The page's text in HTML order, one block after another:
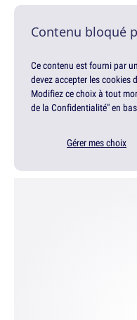
Contenu bloqué
Ce contenu est fourni par
devez accepter les cookies
Modifiez ce choix à tout
de la Confidentialité" en
Gérer mes choix